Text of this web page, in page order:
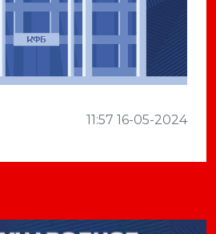
11:57 16-05-2024